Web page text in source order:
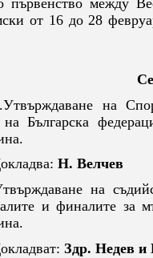
първенство между
от 16 до 28
на
на Българска
Н. Велчев
на
и финалите за
Здр. Недев и